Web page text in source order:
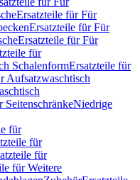
Ersatzteile für Für
Ersatzteile für Für
Ersatzteile für Für
für
SchalenformErsatzteile für
Aufsatzwaschtisch
SeitenschränkeNiedrige
für
für
für
für Weitere